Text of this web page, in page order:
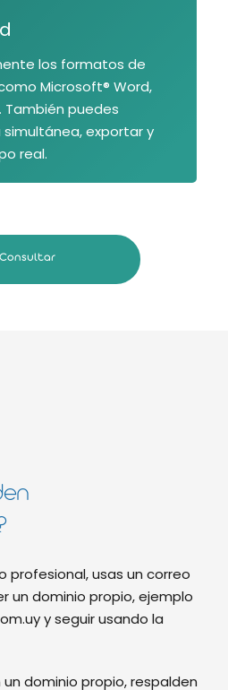
los formatos de
Microsoft® Word,
También puedes
exportar y
real.
Consultar
profesional, usas un correo
un dominio propio, ejemplo
y seguir usando la
dominio propio, respalden